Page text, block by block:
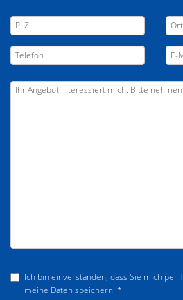
Ich bin einverstanden, dass Sie mich per
meine Daten speichern. *